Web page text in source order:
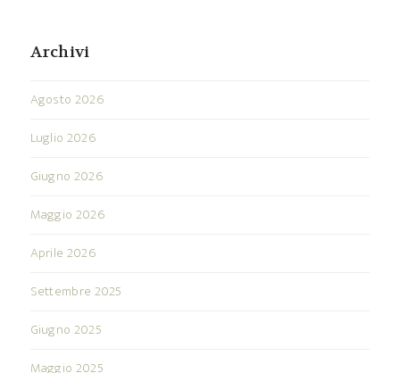
Archivi
Agosto 2026
Luglio 2026
Giugno 2026
Maggio 2026
Aprile 2026
Settembre 2025
Giugno 2025
Maggio 2025